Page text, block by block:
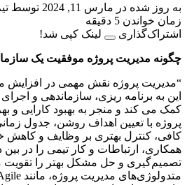
شده در مارس 11, 2024 توسط تیم
5 دقیقه
لینک کپی شد!
مدیریت پروژه موفقیت یک سازمان
پروژه نقش مهمی در افزایش
برنامه ریزی، سازماندهی و اجرای
می کند و منجر به بهبود کارایی و
با تعیین اهداف روشن، جدول زمانی و
کنترل بهتری بر وظایف و کاهش
ارتباطات و کار تیمی را در بین
و حل مشکل بهتر را تقویت